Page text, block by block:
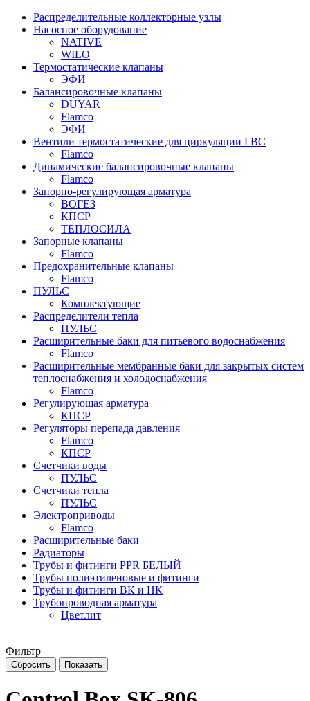
Распределительные коллекторные узлы
Насосное оборудование
NATIVE
WILO
Термостатические клапаны
ЭФИ
Балансировочные клапаны
DUYAR
Flamco
ЭФИ
Вентили термостатические для циркуляции ГВС
Flamco
Динамические балансировочные клапаны
Flamco
Запорно-регулирующая арматура
ВОГЕЗ
КПСР
ТЕПЛОСИЛА
Запорные клапаны
Flamco
Предохранительные клапаны
Flamco
ПУЛЬС
Комплектующие
Распределители тепла
ПУЛЬС
Расширительные баки для питьевого водоснабжения
Flamco
Расширительные мембранные баки для закрытых систем
теплоснабжения и холодоснабжения
Flamco
Регулирующая арматура
КПСР
Регуляторы перепада давления
Flamco
КПСР
Счетчики воды
ПУЛЬС
Счетчики тепла
ПУЛЬС
Электроприводы
Flamco
Расширительные баки
Радиаторы
Трубы и фитинги PPR БЕЛЫЙ
Трубы полиэтиленовые и фитинги
Трубы и фитинги ВК и НК
Трубопроводная арматура
Цветлит
Фильтр